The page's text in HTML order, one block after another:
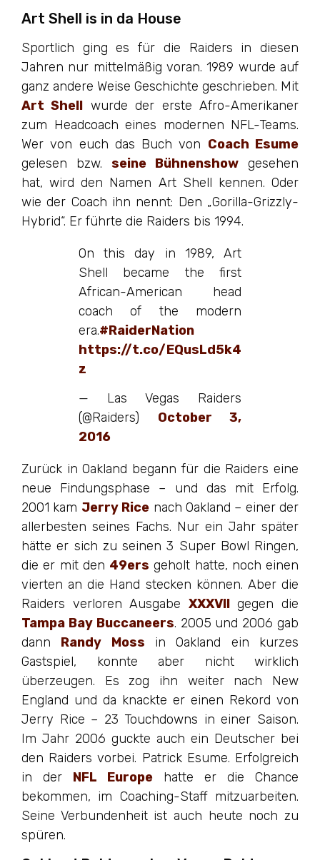
Art Shell is in da House
Sportlich ging es für die Raiders in diesen
Jahren nur mittelmäßig voran. 1989 wurde auf
ganz andere Weise Geschichte geschrieben. Mit
Art Shell wurde der erste Afro-Amerikaner
zum Headcoach eines modernen NFL-Teams.
Wer von euch das Buch von Coach Esume
gelesen bzw. seine Bühnenshow gesehen
hat, wird den Namen Art Shell kennen. Oder
wie der Coach ihn nennt: Den „Gorilla-Grizzly-
Hybrid“. Er führte die Raiders bis 1994.
On this day in 1989, Art
Shell became the first
African-American head
coach of the modern
era.#RaiderNation
https://t.co/EQusLd5k4
z
— Las Vegas Raiders
(@Raiders) October 3,
2016
Zurück in Oakland begann für die Raiders eine
neue Findungsphase – und das mit Erfolg.
2001 kam Jerry Rice nach Oakland – einer der
allerbesten seines Fachs. Nur ein Jahr später
hätte er sich zu seinen 3 Super Bowl Ringen,
die er mit den 49ers geholt hatte, noch einen
vierten an die Hand stecken können. Aber die
Raiders verloren Ausgabe XXXVIIgegen die
Tampa Bay Buccaneers. 2005 und 2006 gab
dann Randy Moss in Oakland ein kurzes
Gastspiel, konnte aber nicht wirklich
überzeugen. Es zog ihn weiter nach New
England und da knackte er einen Rekord von
Jerry Rice – 23 Touchdowns in einer Saison.
Im Jahr 2006 guckte auch ein Deutscher bei
den Raiders vorbei. Patrick Esume. Erfolgreich
in der NFL Europe hatte er die Chance
bekommen, im Coaching-Staff mitzuarbeiten.
Seine Verbundenheit ist auch heute noch zu
spüren.